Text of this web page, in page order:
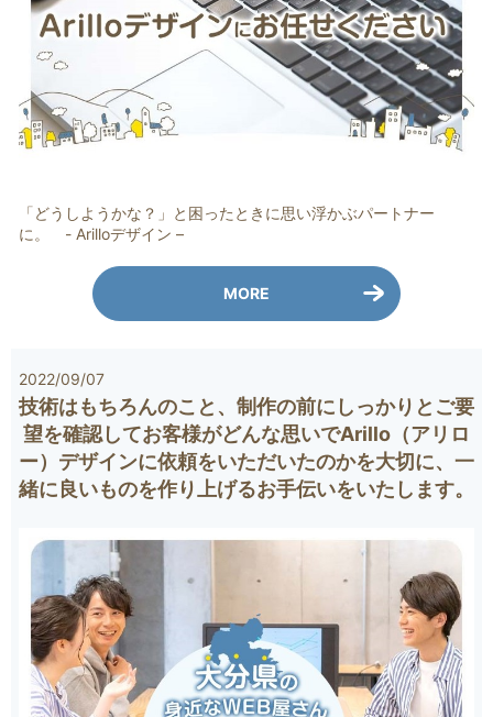
「どうしようかな？」と困ったときに思い浮かぶパートナー
に。 - Arilloデザイン –
MORE
2022/09/07
技術はもちろんのこと、制作の前にしっかりとご要
望を確認してお客様がどんな思いでArillo（アリロ
ー）デザインに依頼をいただいたのかを大切に、一
緒に良いものを作り上げるお手伝いをいたします。